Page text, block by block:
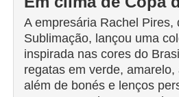
A empresária Rachel Pires,
Sublimação, lançou uma
inspirada nas cores do
regatas em verde, amarelo,
além de bonés e lenços